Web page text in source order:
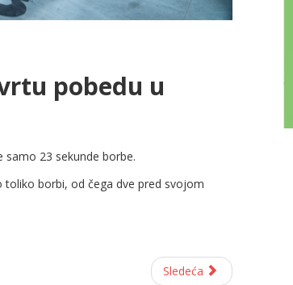
pobedu u
23 sekunde borbe.
borbi, od čega dve pred svojom
Sledeća